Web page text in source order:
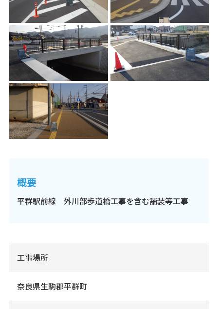
概要
平群駅前線 外川部歩道橋工事を含む舗装等工事
工事場所
奈良県生駒郡平群町